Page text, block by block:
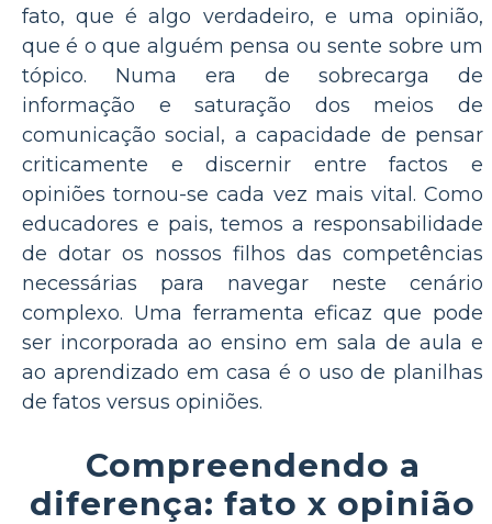
fato, que é algo verdadeiro, e uma opinião,
que é o que alguém pensa ou sente sobre um
tópico. Numa era de sobrecarga de
informação e saturação dos meios de
comunicação social, a capacidade de pensar
criticamente e discernir entre factos e
opiniões tornou-se cada vez mais vital. Como
educadores e pais, temos a responsabilidade
de dotar os nossos filhos das competências
necessárias para navegar neste cenário
complexo. Uma ferramenta eficaz que pode
ser incorporada ao ensino em sala de aula e
ao aprendizado em casa é o uso de planilhas
de fatos versus opiniões.
Compreendendo a
diferença: fato x opinião